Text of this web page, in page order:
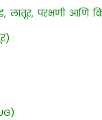
लातूर, परभणी आणि